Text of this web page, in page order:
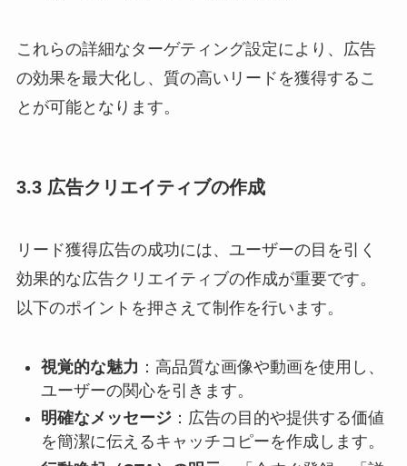
これらの詳細なターゲティング設定により、広告
の効果を最大化し、質の高いリードを獲得するこ
とが可能となります。​
3.3 広告クリエイティブの作成
リード獲得広告の成功には、ユーザーの目を引く
効果的な広告クリエイティブの作成が重要です。
以下のポイントを押さえて制作を行います。
視覚的な魅力 ：​高品質な画像や動画を使用し、
ユーザーの関心を引きます。​
明確なメッセージ：​広告の目的や提供する価値
を簡潔に伝えるキャッチコピーを作成します。​